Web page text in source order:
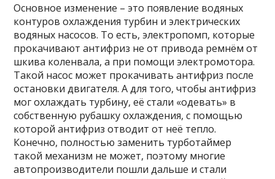
Основное изменение – это появление водяных
контуров охлаждения турбин и электрических
водяных насосов. То есть, электропомп, которые
прокачивают антифриз не от привода ремнём от
шкива коленвала, а при помощи электромотора.
Такой насос может прокачивать антифриз после
остановки двигателя. А для того, чтобы антифриз
мог охлаждать турбину, её стали «одевать» в
собственную рубашку охлаждения, с помощью
которой антифриз отводит от неё тепло.
Конечно, полностью заменить турботаймер
такой механизм не может, поэтому многие
автопроизводители пошли дальше и стали